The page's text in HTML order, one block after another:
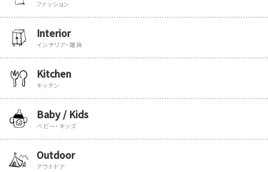
ファッション
Interior
インテリア・雑貨
Kitchen
キッチン
Baby / Kids
ベビー・キッズ
Outdoor
アウトドア